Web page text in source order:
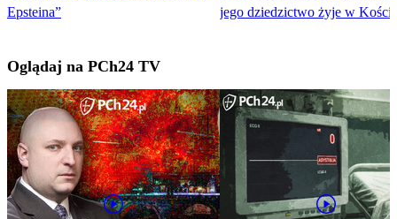
Epsteina”
jego dziedzictwo żyje w
Oglądaj na PCh24 TV